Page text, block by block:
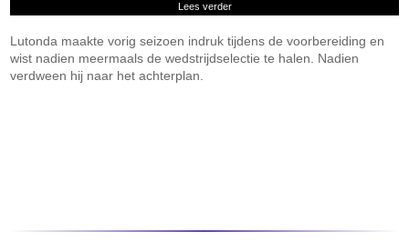
Lees verder
Lutonda maakte vorig seizoen indruk tijdens de voorbereiding en
wist nadien meermaals de wedstrijdselectie te halen. Nadien
verdween hij naar het achterplan.